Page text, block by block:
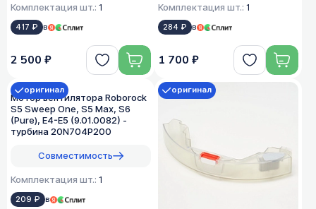
Комплектация шт.: 1
417 ₽ в
2 500 ₽
Комплектация шт.: 1
284 ₽ в
1 700 ₽
Мотор вентилятора Roborock
S5 Sweep One, S5 Max, S6
(Pure), E4-E5 (9.01.0082) -
турбина 20N704P200
Совместимость
Комплектация шт.: 1
209 ₽ в
оригинал оригинал